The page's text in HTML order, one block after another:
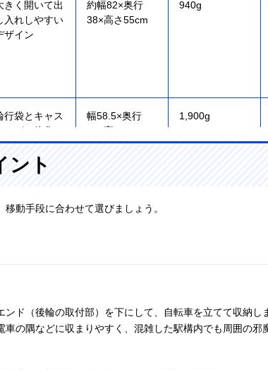
きく開いて出
入れしやすい
ザイン
約幅82×奥行
38×高さ55cm
940g
行袋とキャス
ーが一体化！
搬に便利な商
幅58.5×奥行
27×高さ65cm
1,900g
い方も入れ方
簡単！収納サ
100×140cm 297g
ント
動手段に合わせて選びましょう。
ド（後輪の取付部）を下にして、自転車を立てて収納し
車の隅などに収まりやすく、混雑した駅構内でも周囲の邪